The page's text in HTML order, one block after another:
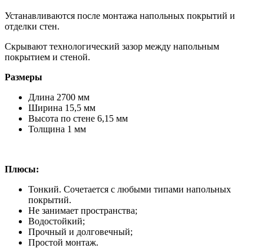
Устанавливаются после монтажа напольных покрытий и
отделки стен.
Скрывают технологический зазор между напольным
покрытием и стеной.
Размеры
Длина 2700 мм
Ширина 15,5 мм
Высота по стене 6,15 мм
Толщина 1 мм
Плюсы:
Тонкий. Сочетается с любыми типами напольных
покрытий.
Не занимает пространства;
Водостойкий;
Прочный и долговечный;
Простой монтаж.